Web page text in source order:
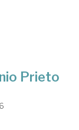
Prieto